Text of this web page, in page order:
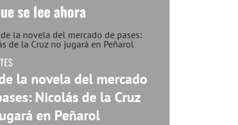
se lee ahora
la novela del mercado
Nicolás de la Cruz
en Peñarol